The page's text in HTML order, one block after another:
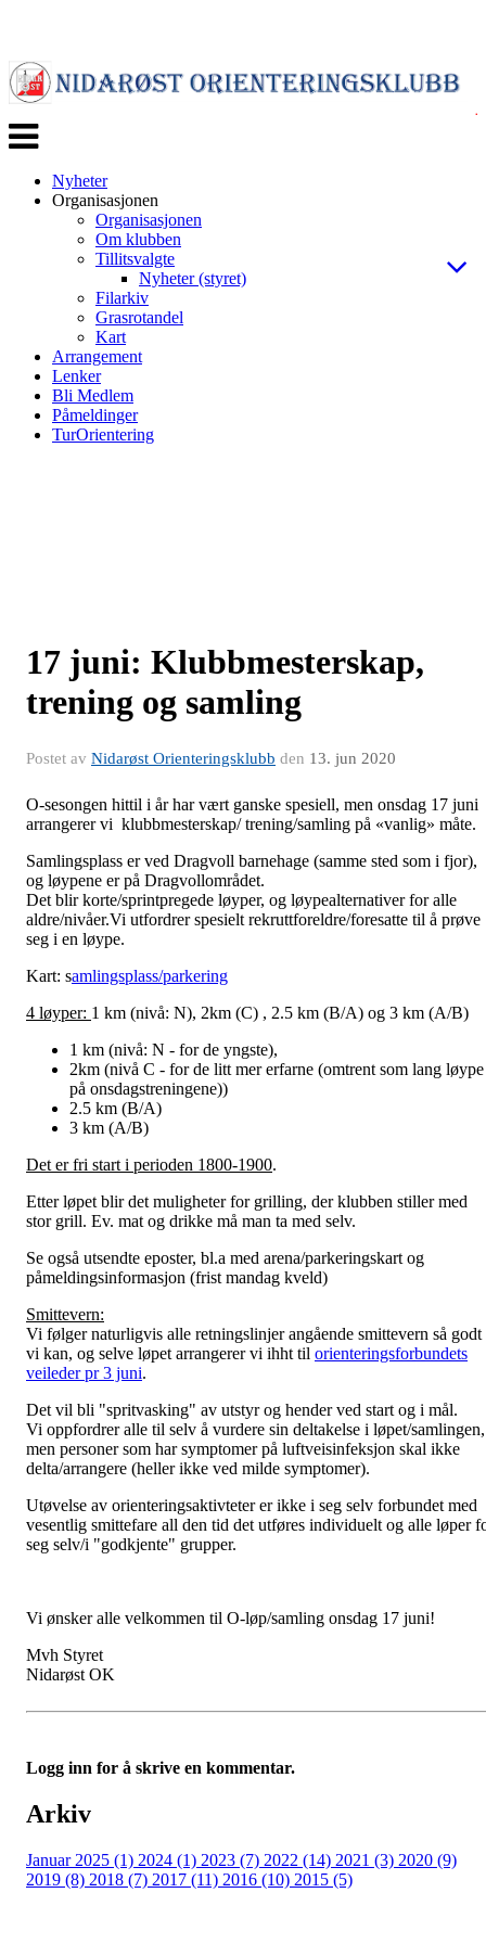
Veksle
navigasjon
Nyheter
Organisasjonen
Organisasjonen
Om klubben
Tillitsvalgte
Nyheter (styret)
Filarkiv
Grasrotandel
Kart
Arrangement
Lenker
Bli Medlem
Påmeldinger
TurOrientering
17 juni: Klubbmesterskap,
trening og samling
Postet av Nidarøst Orienteringsklubb den 13. jun 2020
O-sesongen hittil i år har vært ganske spesiell, men onsdag 17 juni
arrangerer vi klubbmesterskap/ trening/samling på «vanlig» måte.
Samlingsplass er ved Dragvoll barnehage (samme sted som i fjor),
og løypene er på Dragvollområdet.
Det blir korte/sprintpregede løyper, og løypealternativer for alle
aldre/nivåer.Vi utfordrer spesielt rekruttforeldre/foresatte til å prøve
seg i en løype.
Kart: samlingsplass/parkering
4 løyper: 1 km (nivå: N), 2km (C) , 2.5 km (B/A) og 3 km (A/B)
1 km (nivå: N - for de yngste),
2km (nivå C - for de litt mer erfarne (omtrent som lang løype
på onsdagstreningene))
2.5 km (B/A)
3 km (A/B)
Det er fri start i perioden 1800-1900.
Etter løpet blir det muligheter for grilling, der klubben stiller med
stor grill. Ev. mat og drikke må man ta med selv.
Se også utsendte eposter, bl.a med arena/parkeringskart og
påmeldingsinformasjon (frist mandag kveld)
Smittevern:
Vi følger naturligvis alle retningslinjer angående smittevern så godt
vi kan, og selve løpet arrangerer vi ihht til orienteringsforbundets
veileder pr 3 juni.
Det vil bli "spritvasking" av utstyr og hender ved start og i mål.
Vi oppfordrer alle til selv å vurdere sin deltakelse i løpet/samlingen,
men personer som har symptomer på luftveisinfeksjon skal ikke
delta/arrangere (heller ikke ved milde symptomer).
Utøvelse av orienteringsaktivteter er ikke i seg selv forbundet med
vesentlig smittefare all den tid det utføres individuelt og alle løper
seg selv/i "godkjente" grupper.
Vi ønsker alle velkommen til O-løp/samling onsdag 17 juni!
Mvh Styret
Nidarøst OK
Logg inn for å skrive en kommentar.
Arkiv
Januar 2025 (1) 2024 (1) 2023 (7) 2022 (14) 2021 (3) 2020 (9)
2019 (8) 2018 (7) 2017 (11) 2016 (10) 2015 (5)